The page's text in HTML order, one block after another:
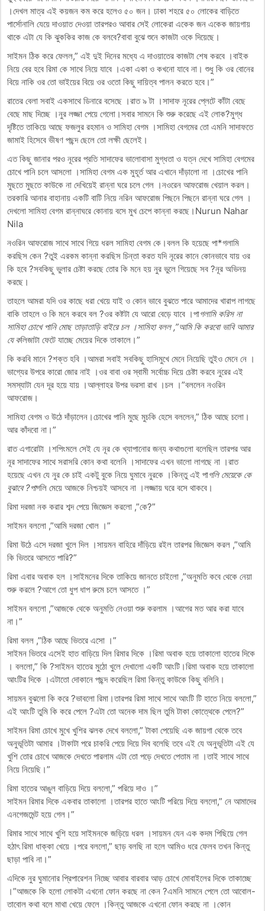
।দেখল মাত্র এই কয়জন কম করে হলেও ৫০ জন। ঢাকা শহরে ৫০ লোকের বাড়িতে
পার্সোনালি যেয়ে দাওয়াত দেওয়া তারপরও আবার সেই লোকেরা একেক জন একেক জায়গায়
থাকে এটা যে কি ঝুককির কাজ কে বলবে?বাবা বুঝে শুনে কাজটা ওকে দিয়েছে।
সাইমন ঠিক করে ফেলল,” এই দুই দিনের মধ্যে এ দাওয়াতের কাজটা শেষ করবে ।বাইক
নিয়ে বের হবে রিমা কে সাথে নিয়ে যাবে ।একা একা ও কখনো যাবে না। শুধু কি ওর বোনের
বিয়ে নাকি ওর তো ভাইয়ের বিয়ে ওর ওতো কিছু দায়িত্ব পালন করতে হবে।”
রাতের বেলা সবাই একসাথে ডিনারে বসেছে ।রাত ৯ টা ।সাদাফ নূরের প্লেটে কাঁটা বেছে
বেছে মাছ দিচ্ছে ।নুর লজ্জা পেয়ে গেলো।সবার সামনে কি শুরু করেছে এই লোক?মুগ্ধ
দৃষ্টিতে তাকিয়ে আছে ফজলুর রহমান ও সামিহা বেগম ।সামিহা বেগমের তো এমনি সাদাফতে
জামাই হিসেবে ভীষণ পছন্দ ছেলে তো লক্ষী ছেলেই।
এত কিছু জানার পরও নূরের প্রতি সাদাফের ভালোবাসা মুগ্ধতা ও যত্ন দেখে সামিহা বেগমের
চোখে পানি চলে আসলো ।সামিহা বেগম এক মুহূর্ত আর এখানে দাঁড়ালো না ।চোখের পানি
মুছতে মুছতে কাউকে না দেখিয়েই রান্না ঘরে চলে গেল ।নওরেন আফরোজ খেয়াল করল।
তরকারি আনার বাহানায় একটি বাটি নিয়ে নরিন আফরোজ পিছনে পিছনে রান্না ঘরে গেল ।
দেখলো সামিহা বেগম রান্নাঘরে কোনায় বসে মুখ চেপে কান্না করছে।Nurun Nahar
Nila
নওরিন আফরোজ সাথে সাথে গিয়ে ধরল সামিহা বেগম কে।বলল কি হয়েছে পা*গলামি
করছিস কেন ?তুই এরকম কান্না করছিস চিন্তা করত যদি নূরের কানে কোনভাবে যায় ওর
কি হবে ?সবকিছু ভুলার চেষ্টা করছে তোর কি মনে হয় নুর ভুলে গিয়েছে সব ?নূর অভিনয়
করছে।
তাহলে আমরা যদি ওর কাছে ধরা খেয়ে যাই ও কোন ভাবে বুঝতে পারে আমাদের খারাপ লাগছে
বাকি তাহলে ও কি মনে করবে বল ?ওর কষ্টটা যে আরো বেড়ে যাবে ।পাগলামি করিস না
সামিহা চোখে পানি মোছ তাড়াতাড়ি বাইরে চল ।সামিহা বলল ,”আমি কি করবো ভাবি আমার
যে কলিজাটা ফেটে যাচ্ছে মেয়ের দিকে তাকালে।”
কি করবি মানে ?শক্ত হবি ।আমরা সবাই সবকিছু হাসিমুখে মেনে নিয়েছি তুইও মেনে নে ।
ভাগ্যের উপরে কারো জোর নাই ।ওর বাবা ওর স্বামী সর্বোচ্চ দিয়ে চেষ্টা করবে নুরের এই
সমস্যাটা যেন দূর হয়ে যায় ।আল্লাহর উপর ভরসা রাখ ।চল ।”বললেন নওরিন
আফরোজ।
সামিহা বেগম ও উঠে দাঁড়ালেন।চোখের পানি মুছে মুচকি হেসে বললেন,” ঠিক আছে চলো।
আর কাঁদবো না।”
রাত এগারোটা ।শপিংমলে সেই যে নূর কে খ্যাপানোর জন্য কথাগুলো বলেছিল তারপর আর
নূর সাদাফের সাথে সরাসরি কোন কথা বলেনি ।সাদাফের এখন ভালো লাগছে না ।রাত
হয়েছে এখন যে নুর কে চাই একটু বুকে নিয়ে ঘুমাবে নুরকে ।কিন্তু এই পাগলি মেয়েকে কে
বুঝাবে ?পাগলি মেয়ে আজকে নিশ্চয়ই আসবে না ।লজ্জায় ঘরে বসে থাকবে।
রিমা দরজা নক করার শব্দ পেয়ে জিজ্ঞেস করলো ,”কে?”
সাইমন বললো ,”আমি দরজা খোল ।”
রিমা উঠে এসে দরজা খুলে দিল ।সায়মন বাহিরে দাঁড়িয়ে রইল তারপর জিজ্ঞেস করল ,”আমি
কি ভিতরে আসতে পারি?”
রিমা এবার অবাক হল ।সাইমনের দিকে তাকিয়ে জানতে চাইলো ,”অনুমতি কবে থেকে নেয়া
শুরু করলে ?আগে তো ধুপ ধাপ রুমে চলে আসতে ।”
সাইমন বললো ,”আজকে থেকে অনুমতি নেওয়া শুরু করলাম ।আগের মত আর করা যাবে
না।”
রিমা বলল ,”ঠিক আছে ভিতরে এসো ।”
সাইমন ভিতরে এসেই হাত বাড়িয়ে দিল রিমার দিকে ।রিমা অবাক হয়ে তাকালো হাতের দিকে
। বললো,” কি ?সাইমন হাতের মুঠো খুলে দেখালো একটি আংটি।রিমা অবাক হয়ে তাকালো
আংটির দিকে ।এটাতো দোকানে পছন্দ করেছিল রিমা কিন্তু কাউকে কিছু বলিনি।
সায়মন বুঝলো কি করে ?ভাবলো রিমা।তারপর রিমা সাথে সাথে আংটি টি হাতে নিয়ে বললো,”
এই আংটি তুমি কি করে পেলে ?এটা তো অনেক দাম ছিল তুমি টাকা কোত্থেকে পেলে?”
সাইমন রিমা চোখে মুখে খুশির ঝলক দেখে বললো,” টাকা পেয়েছি এক জায়গা থেকে তবে
অনুভূতিটা আমার ।টাকাটা পরে চাকরি পেয়ে দিয়ে দিব বলেছি তবে এই যে অনুভূতিটা এই যে
খুশি তোর চোখে আজকে দেখতে পারলাম এটা তো পড়ে দেখতে পেতাম না ।তাই সাথে সাথে
নিয়ে নিয়েছি।”
রিমা হাতের আঙুল বাড়িয়ে দিয়ে বললো,” পরিয়ে দাও ।”
সাইমন রিমার দিকে একবার তাকালো ।তারপর হাতে আংটি পরিয়ে দিয়ে বললো,” নে আমাদের
এনগেজমেন্ট হয়ে গেল।”
রিমার সাথে সাথে খুশি হয়ে সাইমনকে জড়িয়ে ধরল ।সায়মন যেন এক কদম পিছিয়ে গেল
হঠাৎ রিমা ধাক্কা খেয়ে ।পরে বললো,” ছাড় বলছি না হলে আমিও ধরে ফেলব তখন কিন্তু
ছাড়া পাবি না।”
এদিকে নুর ঘুমানোর প্রিপারেশন নিচ্ছে আবার বারবার আড় চোখে মোবাইলের দিকে তাকাচ্ছে
।”আজকে কি হলো লোকটা এখনো ফোন করছে না কেন ?এমনি সামনে পেলে তো আবোল-
তাবোল কথা বলে মাথা খেয়ে ফেলে ।কিন্তু আজকে এখনো ফোন করছে না ।কোন